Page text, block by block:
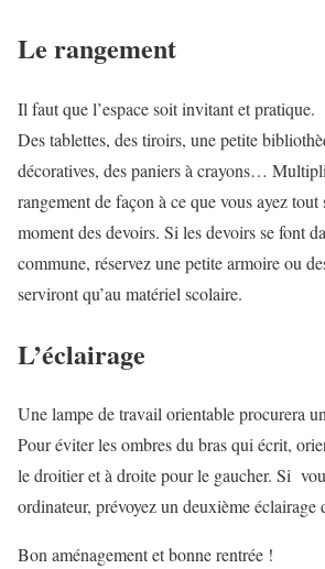
Le rangement
Il faut que l’espace soit invitant et pratique.
Des tablettes, des tiroirs, une petite
décoratives, des paniers à crayons…
rangement de façon à ce que vous ayez tout
moment des devoirs. Si les devoirs se font
commune, réservez une petite armoire ou
serviront qu’au matériel scolaire.
L’éclairage
Une lampe de travail orientable procurera
Pour éviter les ombres du bras qui écrit,
le droitier et à droite pour le gaucher. Si
ordinateur, prévoyez un deuxième éclairage
Bon aménagement et bonne rentrée !